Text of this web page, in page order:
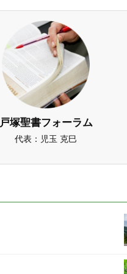
戸塚聖書フォーラム
代表：児玉 克巳